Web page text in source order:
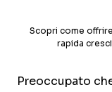
Scopri come
rapida
Preoccupato